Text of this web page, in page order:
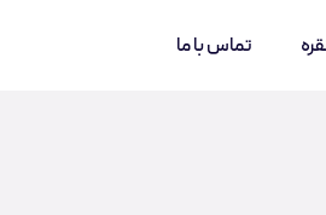
تماس با ما